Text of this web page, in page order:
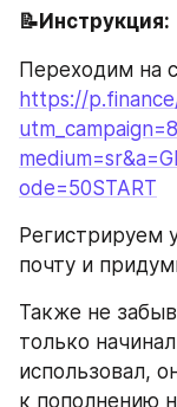
📝Инструкция:
https://
ode=50START
Регистрируем
почту и
Также не
только
использовал,
к пополнению